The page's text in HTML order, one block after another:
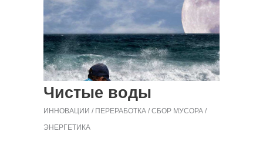
Чистые воды
ИННОВАЦИИ ПЕРЕРАБОТКА
СБОР МУСОРА
ЭНЕРГЕТИКА